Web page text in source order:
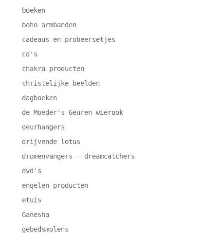
boeken
boho armbanden
cadeaus en probeersetjes
cd's
chakra producten
christelijke beelden
dagboeken
de Moeder's Geuren wierook
deurhangers
drijvende lotus
dromenvangers - dreamcatchers
dvd's
engelen producten
etuis
Ganesha
gebedsmolens